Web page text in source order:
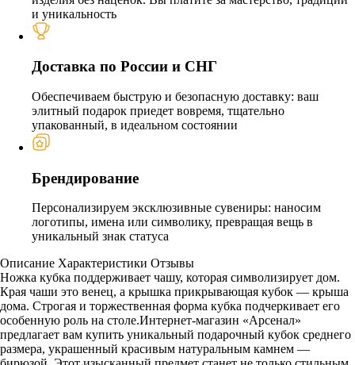
и уникальность
Доставка по России и СНГ
Обеспечиваем быструю и безопасную доставку: ваш
элитный подарок приедет вовремя, тщательно
упакованный, в идеальном состоянии
Брендирование
Персонализируем эксклюзивные сувениры: наносим
логотипы, имена или символику, превращая вещь в
уникальный знак статуса
Описание Характеристики Отзывы
Ножка кубка поддерживает чашу, которая символизирует дом.
Края чаши это венец, а крышка прикрывающая кубок — крыша
дома. Строгая и торжественная форма кубка подчеркивает его
особенную роль на столе.Интернет-магазин «Арсенал»
предлагает вам купить уникальный подарочный кубок среднего
размера, украшенный красивым натуральным камнем —